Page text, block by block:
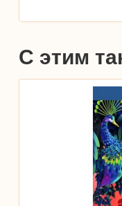
С этим